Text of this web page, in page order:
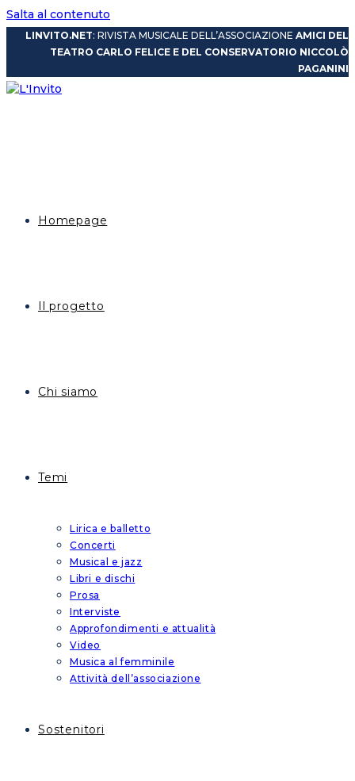
Salta al contenuto
LINVITO.NET: RIVISTA MUSICALE DELL’ASSOCIAZIONE AMICI DEL
TEATRO CARLO FELICE E DEL CONSERVATORIO NICCOLÒ
PAGANINI
Homepage
Il progetto
Chi siamo
Temi
Lirica e balletto
Concerti
Musical e jazz
Libri e dischi
Prosa
Interviste
Approfondimenti e attualità
Video
Musica al femminile
Attività dell’associazione
Sostenitori